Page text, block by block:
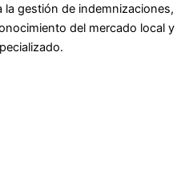
gestión de indemnizaciones,
del mercado local y